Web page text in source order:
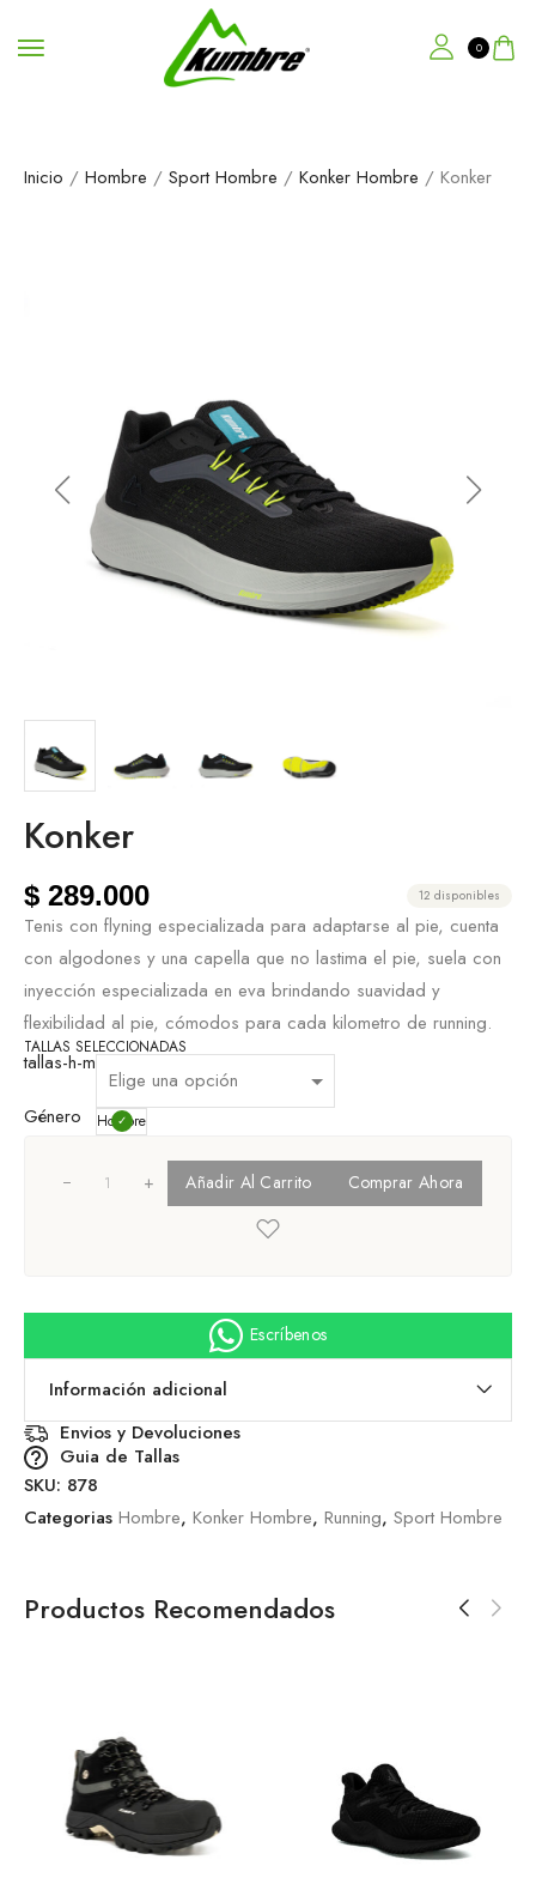
0
Inicio / Hombre / Sport Hombre / Konker Hombre / Konker
Konker
$ 289.000 12 disponibles
Tenis con flyning especializada para adaptarse al pie, cuenta
con algodones y una capella que no lastima el pie, suela con
inyección especializada en eva brindando suavidad y
flexibilidad al pie, cómodos para cada kilometro de running.
TALLAS SELECCIONADAS
tallas-h-m
Género Hombre
+ Añadir Al Carrito Comprar Ahora
Escríbenos
Información adicional
Envios y Devoluciones
Guia de Tallas
SKU: 878
Categorias Hombre, Konker Hombre, Running, Sport Hombre
Productos Recomendados